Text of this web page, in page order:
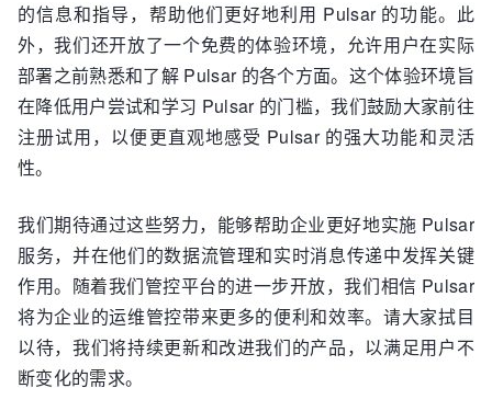
的信息和指导，帮助他们更好地利用 Pulsar 的功能。此
外，我们还开放了一个免费的体验环境，允许用户在实际
部署之前熟悉和了解 Pulsar 的各个方面。这个体验环境旨
在降低用户尝试和学习 Pulsar 的门槛，我们鼓励大家前往
注册试用，以便更直观地感受 Pulsar 的强大功能和灵活
性。
我们期待通过这些努力，能够帮助企业更好地实施 Pulsar
服务，并在他们的数据流管理和实时消息传递中发挥关键
作用。随着我们管控平台的进一步开放，我们相信 Pulsar
将为企业的运维管控带来更多的便利和效率。请大家拭目
以待，我们将持续更新和改进我们的产品，以满足用户不
断变化的需求。